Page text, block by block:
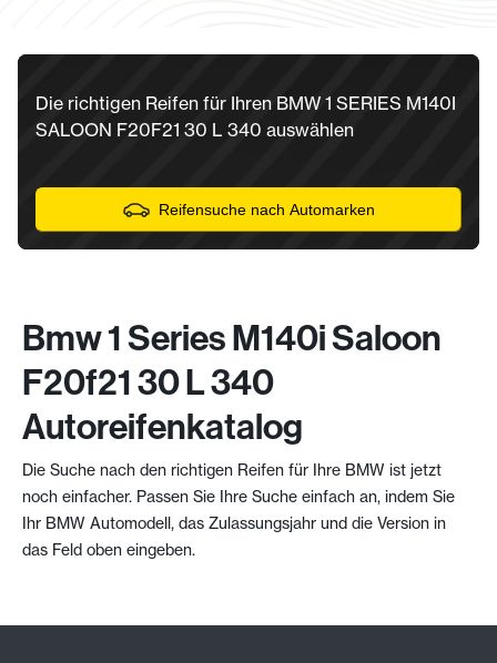
Die richtigen Reifen für Ihren BMW 1 SERIES M140I
SALOON F20F21 30 L 340 auswählen
Reifensuche nach Automarken
Bmw 1 Series M140i Saloon
F20f21 30 L 340
Autoreifenkatalog
Die Suche nach den richtigen Reifen für Ihre BMW ist jetzt
noch einfacher. Passen Sie Ihre Suche einfach an, indem Sie
Ihr BMW Automodell, das Zulassungsjahr und die Version in
das Feld oben eingeben.